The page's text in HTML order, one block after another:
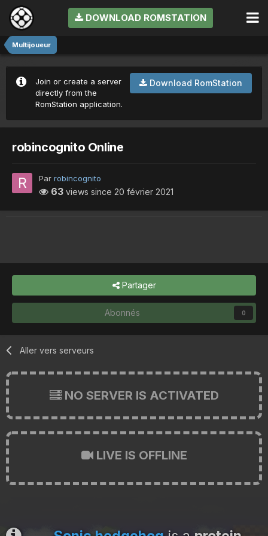
DOWNLOAD ROMSTATION
Multijoueur
Download RomStation
Join or create a server
directly from the
RomStation application.
robincognito Online
Par robincognito
63 views since 20 février 2021
Partager
Abonnés 0
Aller vers serveurs
NO SERVER IS ACTIVATED
LIVE IS OFFLINE